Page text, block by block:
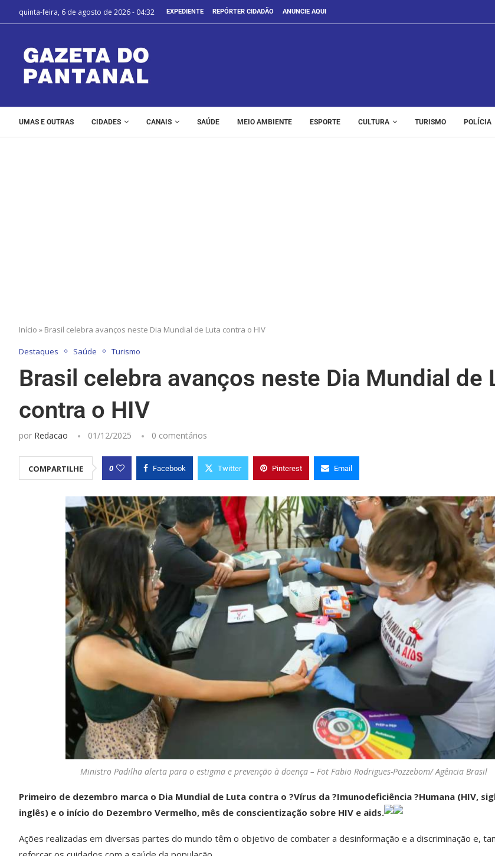
quinta-feira, 6 de agosto de 2026 - 04:32 EXPEDIENTE REPÓRTER CIDADÃO ANUNCIE AQUI
UMAS E OUTRAS CIDADES CANAIS SAÚDE MEIO AMBIENTE ESPORTE CULTURA TURISMO POLÍCIA
Início » Brasil celebra avanços neste Dia Mundial de Luta contra o HIV
Destaques Saúde Turismo
Brasil celebra avanços neste Dia Mundial de
contra o HIV
por Redacao 01/12/2025 0 comentários
COMPARTILHE 0 Facebook Twitter Pinterest Email
Ministro Padilha alerta para o estigma e prevenção à doença – Fot Fabio Rodrigues-Pozzebom/ Agência Brasil
Primeiro de dezembro marca o Dia Mundial de Luta contra o ?Vírus da ?Imunodeficiência ?Humana (HIV,
inglês) e o início do Dezembro Vermelho, mês de conscientização sobre HIV e aids.
Ações realizadas em diversas partes do mundo têm o objetivo de combater a desinformação e a discriminação e,